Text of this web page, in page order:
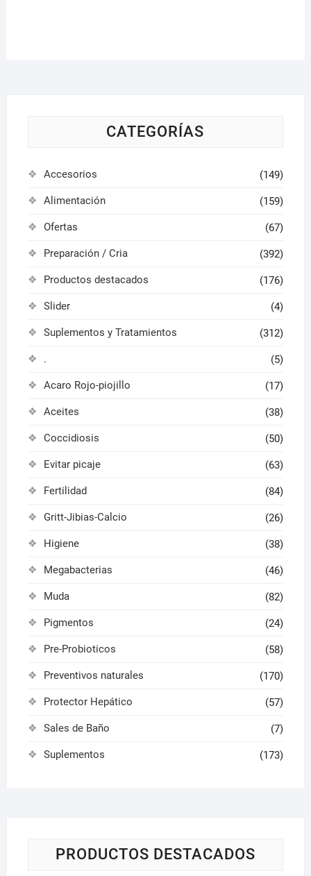
CATEGORÍAS
Accesorios (149)
Alimentación (159)
Ofertas (67)
Preparación / Cria (392)
Productos destacados (176)
Slider (4)
Suplementos y Tratamientos (312)
. (5)
Acaro Rojo-piojillo (17)
Aceites (38)
Coccidiosis (50)
Evitar picaje (63)
Fertilidad (84)
Gritt-Jibias-Calcio (26)
Higiene (38)
Megabacterias (46)
Muda (82)
Pigmentos (24)
Pre-Probioticos (58)
Preventivos naturales (170)
Protector Hepático (57)
Sales de Baño (7)
Suplementos (173)
PRODUCTOS DESTACADOS